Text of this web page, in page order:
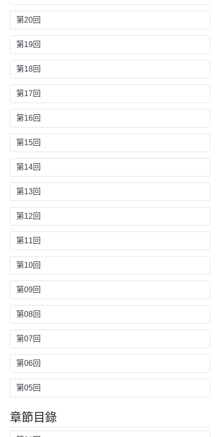
第20回
第19回
第18回
第17回
第16回
第15回
第14回
第13回
第12回
第11回
第10回
第09回
第08回
第07回
第06回
第05回
章節目錄